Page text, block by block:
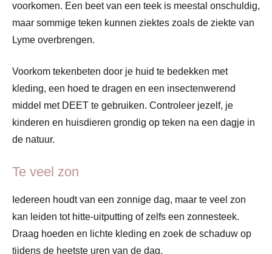
voorkomen. Een beet van een teek is meestal onschuldig,
maar sommige teken kunnen ziektes zoals de ziekte van
Lyme overbrengen.
Voorkom tekenbeten door je huid te bedekken met
kleding, een hoed te dragen en een insectenwerend
middel met DEET te gebruiken. Controleer jezelf, je
kinderen en huisdieren grondig op teken na een dagje in
de natuur.
Te veel zon
Iedereen houdt van een zonnige dag, maar te veel zon
kan leiden tot hitte-uitputting of zelfs een zonnesteek.
Draag hoeden en lichte kleding en zoek de schaduw op
tijdens de heetste uren van de dag.